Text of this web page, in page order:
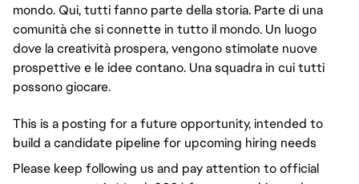
mondo. Qui, tutti fanno parte della storia. Parte di una
comunità che si connette in tutto il mondo. Un luogo
dove la creatività prospera, vengono stimolate nuove
prospettive e le idee contano. Una squadra in cui tutti
possono giocare.
This is a posting for a future opportunity, intended to
build a candidate pipeline for upcoming hiring needs
Please keep following us and pay attention to official